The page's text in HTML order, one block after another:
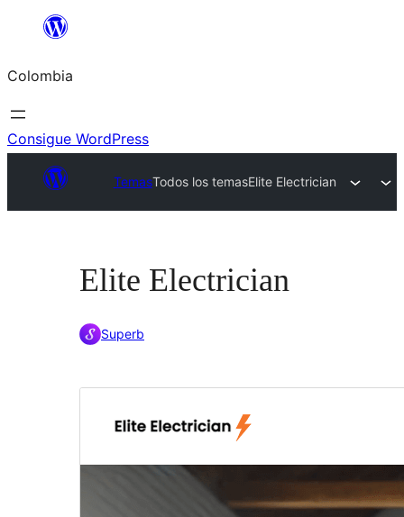
Saltar
contenido
Colombia
Consigue WordPress
TemasTodos los temasElite Electrician
Elite Electrician
Superb